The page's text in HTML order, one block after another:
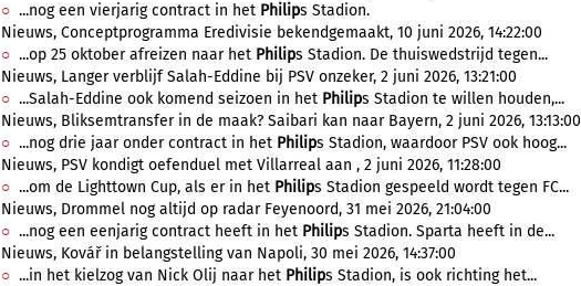
...nog een vierjarig contract in het Philips Stadion.
Nieuws, Conceptprogramma Eredivisie bekendgemaakt, 10 juni 2026, 14:22:00
...op 25 oktober afreizen naar het Philips Stadion. De thuiswedstrijd tegen...
Nieuws, Langer verblijf Salah-Eddine bij PSV onzeker, 2 juni 2026, 13:21:00
...Salah-Eddine ook komend seizoen in het Philips Stadion te willen houden,...
Nieuws, Bliksemtransfer in de maak? Saibari kan naar Bayern, 2 juni 2026, 13:13:00
...nog drie jaar onder contract in het Philips Stadion, waardoor PSV ook hoog...
Nieuws, PSV kondigt oefenduel met Villarreal aan , 2 juni 2026, 11:28:00
...om de Lighttown Cup, als er in het Philips Stadion gespeeld wordt tegen FC...
Nieuws, Drommel nog altijd op radar Feyenoord, 31 mei 2026, 21:04:00
...nog een eenjarig contract heeft in het Philips Stadion. Sparta heeft in de...
Nieuws, Kovář in belangstelling van Napoli, 30 mei 2026, 14:37:00
...in het kielzog van Nick Olij naar het Philips Stadion, is ook richting het...